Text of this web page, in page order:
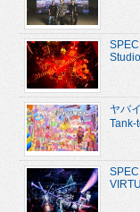
ヤバ
Tank-